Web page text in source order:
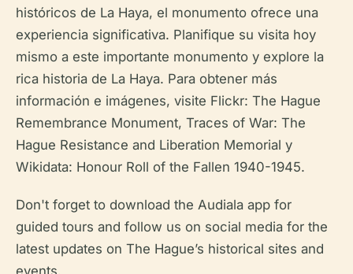
históricos de La Haya, el monumento ofrece una
experiencia significativa. Planifique su visita hoy
mismo a este importante monumento y explore la
rica historia de La Haya. Para obtener más
información e imágenes, visite Flickr: The Hague
Remembrance Monument, Traces of War: The
Hague Resistance and Liberation Memorial y
Wikidata: Honour Roll of the Fallen 1940-1945.
Don't forget to download the Audiala app for
guided tours and follow us on social media for the
latest updates on The Hague’s historical sites and
events.